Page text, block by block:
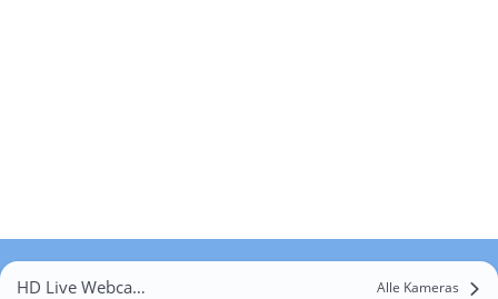
HD Live Webcams Halde Alle Kameras